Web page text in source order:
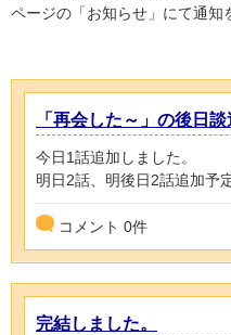
ページの「お知らせ」にて通知
「再会した～」の後日談
今日1話追加しました。
明日2話、明後日2話追加予
コメント 0件
完結しました。